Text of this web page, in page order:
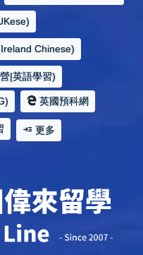
Chinese)
|英語學習)
英國預科網
更多